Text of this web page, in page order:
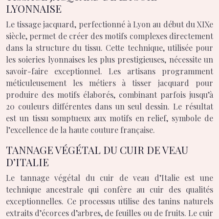
LYONNAISE
Le tissage jacquard, perfectionné à Lyon au début du XIXe
siècle, permet de créer des motifs complexes directement
dans la structure du tissu. Cette technique, utilisée pour
les soieries lyonnaises les plus prestigieuses, nécessite un
savoir-faire exceptionnel. Les artisans programment
méticuleusement les métiers à tisser jacquard pour
produire des motifs élaborés, combinant parfois jusqu’à
20 couleurs différentes dans un seul dessin. Le résultat
est un tissu somptueux aux motifs en relief, symbole de
l’excellence de la haute couture française.
TANNAGE VÉGÉTAL DU CUIR DE VEAU
D’ITALIE
Le tannage végétal du cuir de veau d’Italie est une
technique ancestrale qui confère au cuir des qualités
exceptionnelles. Ce processus utilise des tanins naturels
extraits d’écorces d’arbres, de feuilles ou de fruits. Le cuir